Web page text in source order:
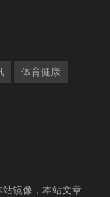
体育健康
镜像，本站文章